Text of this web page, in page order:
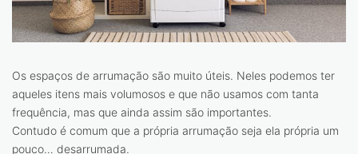
Os espaços de arrumação são muito úteis. Neles podemos ter
aqueles itens mais volumosos e que não usamos com tanta
frequência, mas que ainda assim são importantes.
Contudo é comum que a própria arrumação seja ela própria um
pouco… desarrumada.